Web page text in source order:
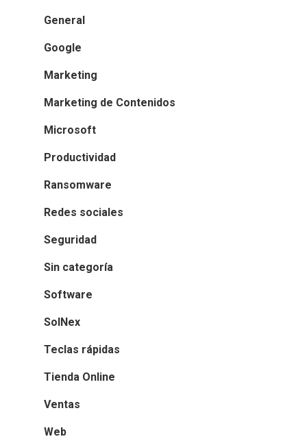
General
Google
Marketing
Marketing de Contenidos
Microsoft
Productividad
Ransomware
Redes sociales
Seguridad
Sin categoría
Software
SolNex
Teclas rápidas
Tienda Online
Ventas
Web